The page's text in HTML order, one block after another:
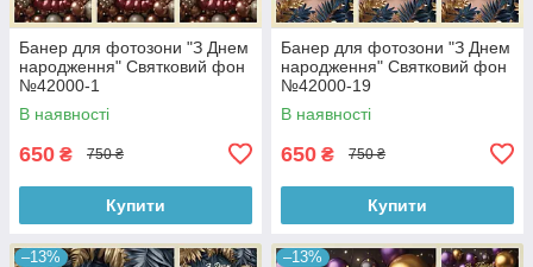
Банер для фотозони "З Днем
народження" Святковий фон
№42000-1
В наявності
650 ₴ 750 ₴
Купити
Банер для фотозони "З Днем
народження" Святковий фон
№42000-19
В наявності
650 ₴ 750 ₴
Купити
–13% –13%